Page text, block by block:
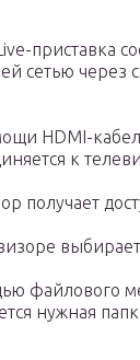
приставка
сетью через
HDMI-
к
получает
файлового
нужная